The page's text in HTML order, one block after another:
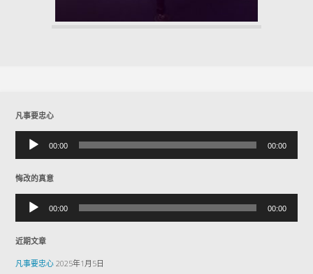
凡事要忠心
放
00:00 00:00
悔改的真意
放
00:00 00:00
近期文章
凡事要忠心 2025年1月5日